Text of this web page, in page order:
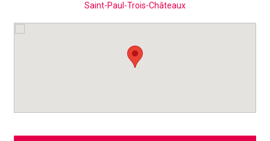
Saint-Paul-Trois-Châteaux